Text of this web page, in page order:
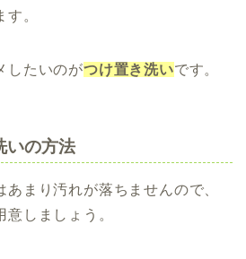
。
したいのがつけ置き洗いです。
いの方法
まり汚れが落ちませんので、
しましょう。